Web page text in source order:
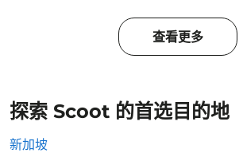
查看更多
探索 Scoot 的首选目的地
新加坡